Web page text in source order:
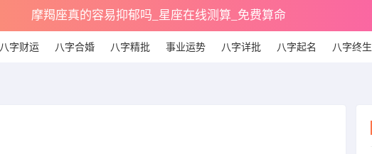
摩羯座真的容易抑郁吗_星座在线测算_免费算命
八字财运 八字合婚 八字精批 事业运势 八字详批 八字起名 八字终生